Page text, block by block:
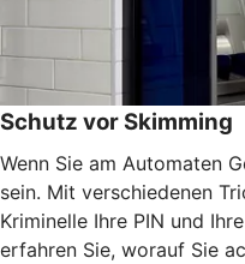
Schutz vor Skimming
Wenn Sie am Automaten
sein. Mit verschiedenen
Kriminelle Ihre PIN und
erfahren Sie, worauf Sie